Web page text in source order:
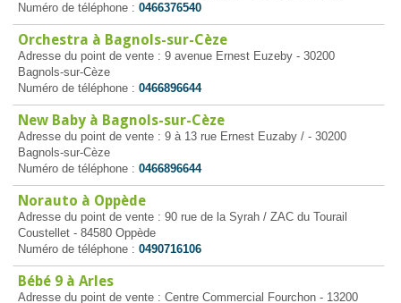
Numéro de téléphone : 0466376540
Orchestra à Bagnols-sur-Cèze
Adresse du point de vente : 9 avenue Ernest Euzeby - 30200
Bagnols-sur-Cèze
Numéro de téléphone : 0466896644
New Baby à Bagnols-sur-Cèze
Adresse du point de vente : 9 à 13 rue Ernest Euzaby / - 30200
Bagnols-sur-Cèze
Numéro de téléphone : 0466896644
Norauto à Oppède
Adresse du point de vente : 90 rue de la Syrah / ZAC du Tourail
Coustellet - 84580 Oppède
Numéro de téléphone : 0490716106
Bébé 9 à Arles
Adresse du point de vente : Centre Commercial Fourchon - 13200